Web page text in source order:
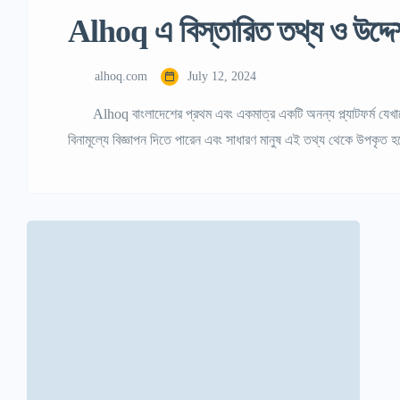
Alhoq এ বিস্তারিত তথ্য ও
alhoq.com July 12, 2024
Alhoq বাংলাদেশের প্রথম এবং একমাত্র একটি অনন্য প্ল্যাটফর্ম
বিনামূল্যে বিজ্ঞাপন দিতে পারেন এবং সাধারণ মানুষ এই তথ্য থেকে উপকৃত